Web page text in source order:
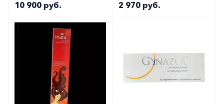
10 900 руб. 2 970 руб.